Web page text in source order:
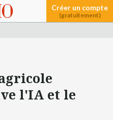
Créer un compte
(gratuitement)
l'IA et le